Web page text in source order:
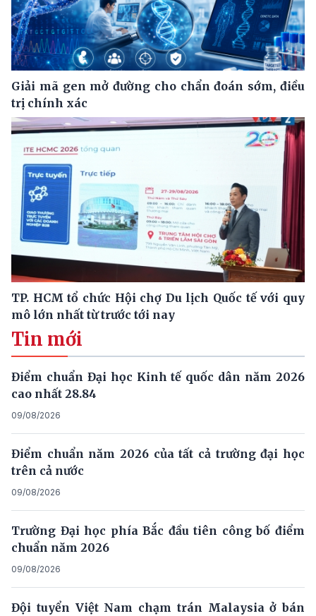
Giải mã gen mở đường cho chẩn đoán sớm, điều
trị chính xác
TP. HCM tổ chức Hội chợ Du lịch Quốc tế với quy
mô lớn nhất từ trước tới nay
Tin mới
Điểm chuẩn Đại học Kinh tế quốc dân năm 2026
cao nhất 28.84
09/08/2026
Điểm chuẩn năm 2026 của tất cả trường đại học
trên cả nước
09/08/2026
Trường Đại học phía Bắc đầu tiên công bố điểm
chuẩn năm 2026
09/08/2026
Đội tuyển Việt Nam chạm trán Malaysia ở bán